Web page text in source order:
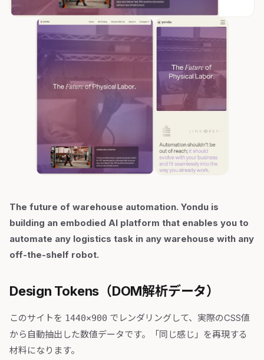
The future of warehouse automation. Yondu is
building an embodied AI platform that enables you to
automate any logistics task in any warehouse with any
off-the-shelf robot.
Design Tokens（DOM解析データ）
このサイトを 1440×900 でレンダリングして、実際のCSS値
から自動抽出した数値データです。「同じ感じ」を再現する
材料になります。